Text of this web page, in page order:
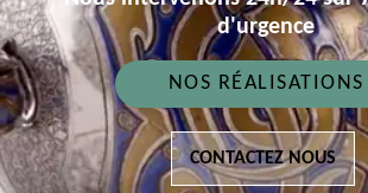
d'urgence
NOS RÉALISATIONS
CONTACTEZ NOUS